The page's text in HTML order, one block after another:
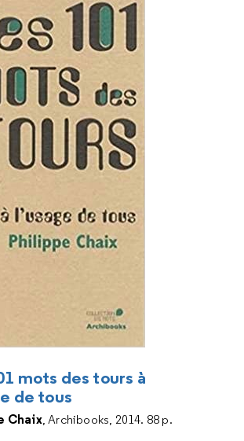
mots des tours à
de tous
Chaix, Archibooks, 2014. 88 p.